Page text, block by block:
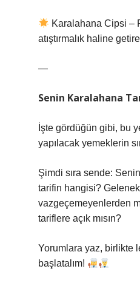
Karalahana Cipsi –
atıştırmalık haline
—
Senin Karalahana
İşte gördüğün gibi, bu
yapılacak yemeklerin
Şimdi sıra sende:
tarifin hangisi?
vazgeçemeyenlerden
tariflere açık mısın?
Yorumlara yaz, birlikte
başlatalım!